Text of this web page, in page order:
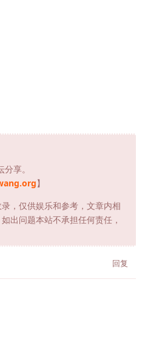
享。
】
，仅供娱乐和参考，文章内相
出问题本站不承担任何责任，
回复